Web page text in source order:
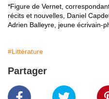
*Figure de Vernet,
récits et nouvelles, Daniel
Adrien Balleyre, jeune écrivain-
#Littérature
Partager